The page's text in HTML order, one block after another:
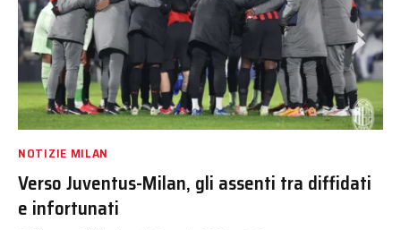
NOTIZIE MILAN
Verso Juventus-Milan, gli assenti tra diffidati
e infortunati